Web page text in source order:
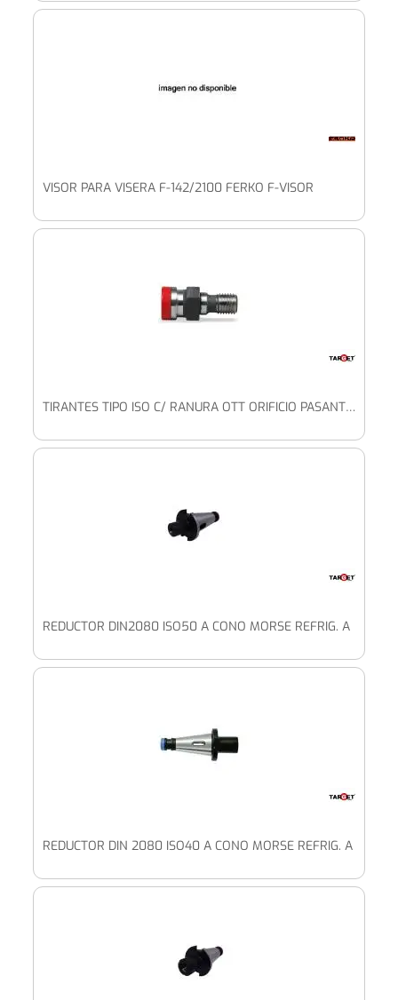
VISOR PARA VISERA F-142/2100 FERKO F-VISOR
TIRANTES TIPO ISO C/ RANURA OTT ORIFICIO PASANTE Y ROSCA INTERIOR
REDUCTOR DIN2080 ISO50 A CONO MORSE REFRIG. A
REDUCTOR DIN 2080 ISO40 A CONO MORSE REFRIG. A